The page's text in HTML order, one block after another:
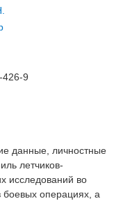
426-9
данные, личностные
летчиков-
исследований во
боевых операциях, а